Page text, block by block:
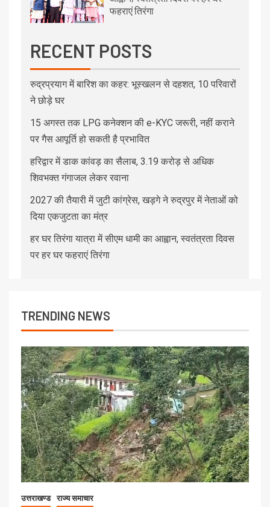
फहराएं तिरंगा
RECENT POSTS
रुद्रप्रयाग में बारिश का कहर: भूस्खलन से दहशत, 10 परिवारों
ने छोड़े घर
15 अगस्त तक LPG कनेक्शन की e-KYC जरूरी, नहीं कराने
पर गैस आपूर्ति हो सकती है प्रभावित
हरिद्वार में डाक कांवड़ का सैलाब, 3.19 करोड़ से अधिक
शिवभक्त गंगाजल लेकर रवाना
2027 की तैयारी में जुटी कांग्रेस, खड़गे ने रुद्रपुर में नेताओं को
दिया एकजुटता का मंत्र
हर घर तिरंगा यात्रा में सीएम धामी का आह्वान, स्वतंत्रता दिवस
पर हर घर फहराएं तिरंगा
TRENDING NEWS
उत्तराखण्ड राज्य समाचार